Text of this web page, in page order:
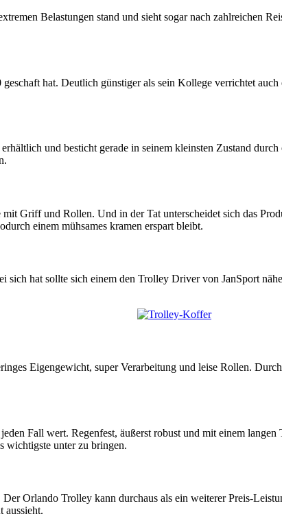
Belastungen stand und sieht sogar nach zahlreichen
hat. Deutlich günstiger als sein Kollege verrichtet
und besticht gerade in seinem kleinsten Zustand
Griff und Rollen. Und in der Tat unterscheidet sich das
einem mühsames kramen erspart bleibt.
hat sollte sich einem den Trolley Driver von JanSport
Eigengewicht, super Verarbeitung und leise Rollen.
Fall wert. Regenfest, äußerst robust und mit einem
wichtigste unter zu bringen.
Orlando Trolley kann durchaus als ein weiterer Preis-
aussieht.